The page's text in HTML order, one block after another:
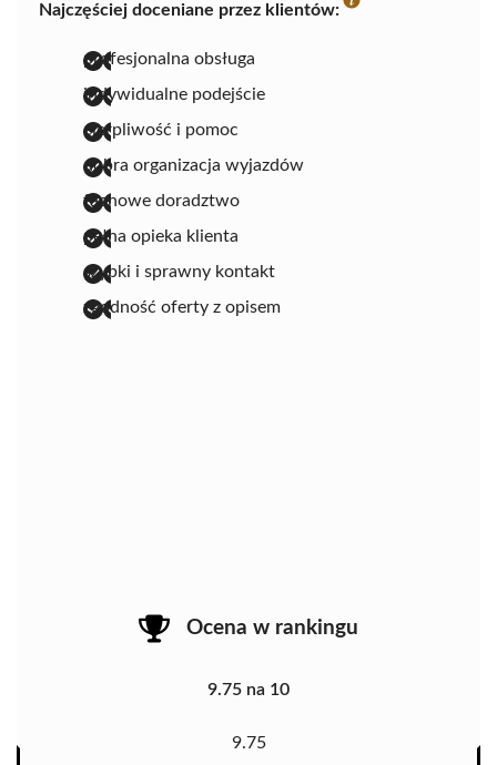
Najczęściej doceniane przez klientów:
profesjonalna obsługa
indywidualne podejście
cierpliwość i pomoc
dobra organizacja wyjazdów
fachowe doradztwo
pełna opieka klienta
szybki i sprawny kontakt
zgodność oferty z opisem
Ocena w rankingu
9.75 na 10
9.75